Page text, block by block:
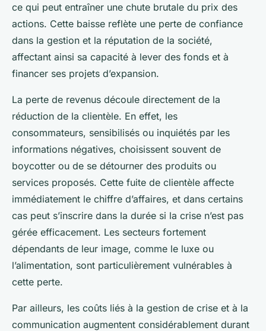
ce qui peut entraîner une chute brutale du prix des
actions. Cette baisse reflète une perte de confiance
dans la gestion et la réputation de la société,
affectant ainsi sa capacité à lever des fonds et à
financer ses projets d’expansion.
La perte de revenus découle directement de la
réduction de la clientèle. En effet, les
consommateurs, sensibilisés ou inquiétés par les
informations négatives, choisissent souvent de
boycotter ou de se détourner des produits ou
services proposés. Cette fuite de clientèle affecte
immédiatement le chiffre d’affaires, et dans certains
cas peut s’inscrire dans la durée si la crise n’est pas
gérée efficacement. Les secteurs fortement
dépendants de leur image, comme le luxe ou
l’alimentation, sont particulièrement vulnérables à
cette perte.
Par ailleurs, les coûts liés à la gestion de crise et à la
communication augmentent considérablement durant